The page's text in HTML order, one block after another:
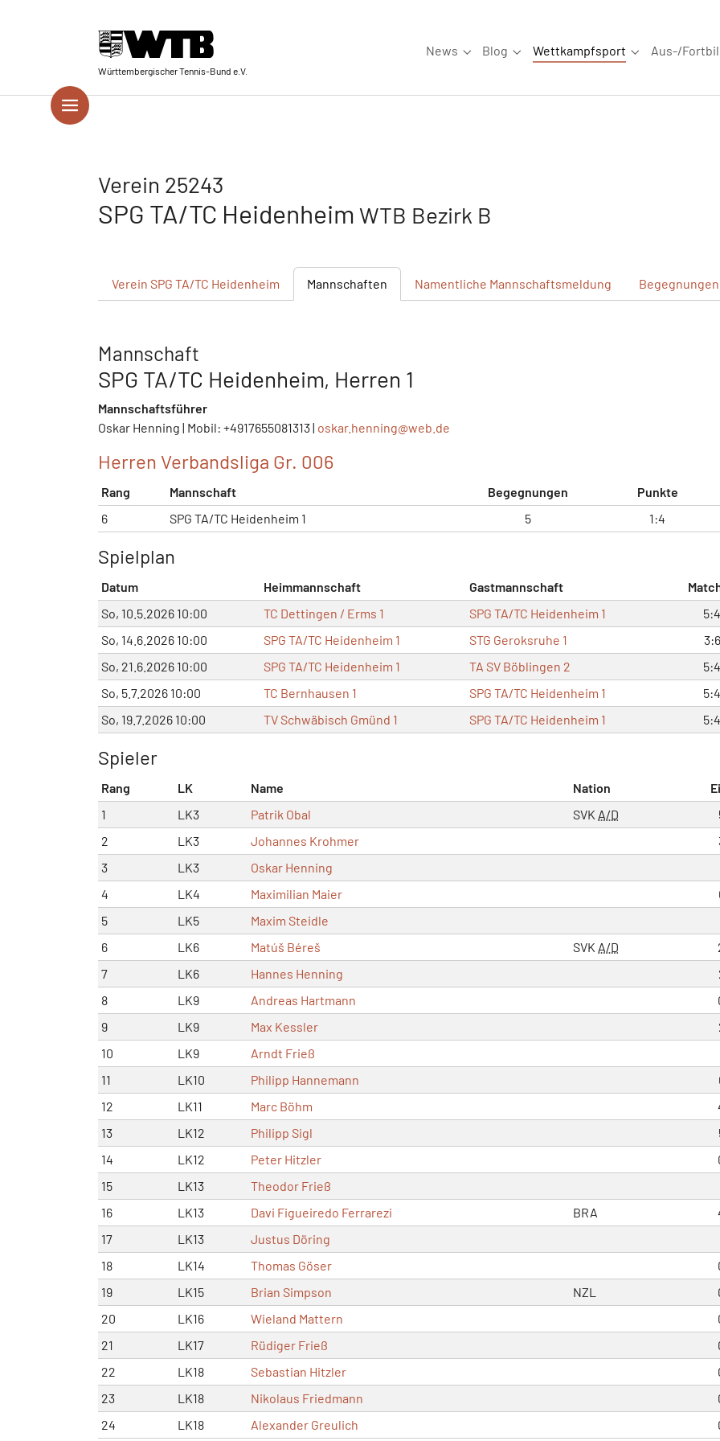
Württembergischer Tennis-Bund e.V.
News
Submenu for "News"
Blog
Submenu for "Blog"
Wettkampfsport
Submenu for
Aus-/
Verein 25243
SPG TA/TC Heidenheim WTB Bezirk B
Verein SPG TA/TC Heidenheim Mannschaften Namentliche Mannschaftsmeldung Begegnungen
Mannschaft
SPG TA/TC Heidenheim, Herren 1
Mannschaftsführer
Oskar Henning | Mobil: +4917655081313 | oskar.henning@web.de
Herren Verbandsliga Gr. 006
Rang Mannschaft Begegnungen
Punkte
6
SPG TA/TC Heidenheim 1 5 1:4
Spielplan
Datum Heimmannschaft Gastmannschaft
So, 10.5.2026 10:00
TC Dettingen / Erms 1 SPG TA/TC Heidenheim 1
5:4
So, 14.6.2026 10:00
SPG TA/TC Heidenheim 1 STG Geroksruhe 1
3:6
So, 21.6.2026 10:00
SPG TA/TC Heidenheim 1 TA SV Böblingen 2
5:4
So, 5.7.2026 10:00
TC Bernhausen 1 SPG TA/TC Heidenheim 1
5:4
So, 19.7.2026 10:00
TV Schwäbisch Gmünd 1 SPG TA/TC Heidenheim 1 5:4
Spieler
Rang LK Name Nation
1
LK3 Patrik Obal SVK A/D
2
LK3 Johannes Krohmer
3
LK3 Oskar Henning
4
LK4 Maximilian Maier
5
LK5 Maxim Steidle
6
LK6 Matúš Béreš SVK A/D
7
LK6 Hannes Henning
8
LK9 Andreas Hartmann
9
LK9 Max Kessler
10
LK9 Arndt Frieß
11
LK10 Philipp Hannemann
12
LK11 Marc Böhm
13
LK12 Philipp Sigl
14
LK12 Peter Hitzler
15
LK13 Theodor Frieß
16
LK13 Davi Figueiredo Ferrarezi BRA
17
LK13 Justus Döring
18
LK14 Thomas Göser
19
LK15 Brian Simpson NZL
20
LK16 Wieland Mattern
21
LK17 Rüdiger Frieß
22
LK18 Sebastian Hitzler
23
LK18 Nikolaus Friedmann
24
LK18 Alexander Greulich